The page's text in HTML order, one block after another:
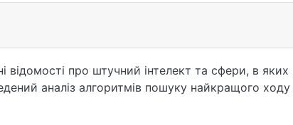
відомості про штучний інтелект та сфери, в яких
аналіз алгоритмів пошуку найкращого ходу